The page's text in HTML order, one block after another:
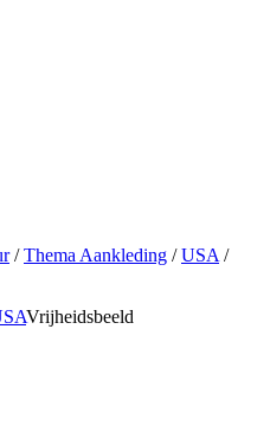
/Thema Aankleding /USA /
Vrijheidsbeeld